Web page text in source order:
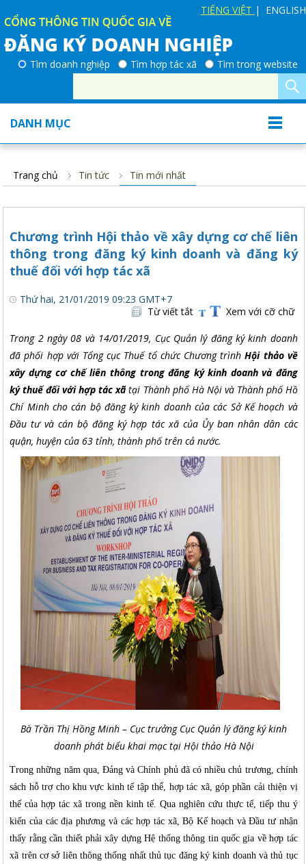
TIẾNG VIỆT | ENGLISH
Tìm doanh nghiệp Tìm hợp tác xã Tìm trong website
DANH MỤC
Trang chủ Tin tức Tin mới nhất
Chương trình Hội thảo về xây dựng cơ chế liên
thông trong đăng ký kinh doanh và đăng ký
thuế đối với hợp tác xã
Thứ hai, 21/01/2019 09:23 GMT+7
Từ viết tắt
Xem với cỡ chữ
Trong 2 ngày 08 và 14/01/2019, Cục Quản lý đăng ký kinh doanh
đã phối hợp với Tổng cục Thuế tổ chức Chương trìnhHội thảo về
xây dựng cơ chế liên thông trong đăng ký kinh doanh và đăng
ký thuế đối với hợp tác xã tại Thành phố Hà Nội và Thành phố Hồ
Chí Minh cho cán bộ đăng ký kinh doanh của các Sở Kế hoạch và
Đầu tư và cán bộ đăng ký hợp tác xã của Ủy ban nhân dân các
quận, huyện của 63 tỉnh, thành phố trên cả nước.
Bà Trần Thị Hồng Minh – Cục trưởng Cục Quản lý đăng ký kinh
doanh phát biểu khai mạc tại Hội thảo Hà Nội
Trong những năm qua, Đảng và Chính phủ đã có nhiều chủ trương, chính
sách hỗ trợ cho khu vực kinh tế tập thể, hợp tác xã, góp phần cải thiện vị
thế của hợp tác xã trong nền kinh tế. Qua nghiên cứu thực tế, tiếp thu ý
kiến của các địa phương và các hợp tác xã, Bộ Kế hoạch và Đầu tư nhận
thấy rằng cần thiết phải xây dựng Hệ thống thông tin quốc gia về hợp tác
xã trên cơ sở liên thông thống nhất thủ tục đăng ký kinh doanh và thủ tục